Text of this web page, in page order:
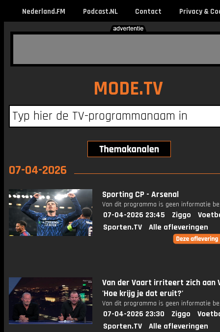
Nederland.FM Podcast.NL Contact Privacy &
MODE.TV
07-04-2026
Sporting CP - Arsenal
Van dit programma is geen informatie
07-04-2026 23:45 Ziggo
Sporten.TV
Alle afleveringen
Van der Vaart irriteert zich aan
'Hoe krijg je dat eruit?'
Van dit programma is geen informatie
07-04-2026 23:30 Ziggo
Sporten.TV
Alle afleveringen